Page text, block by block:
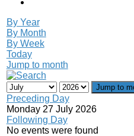
By Year
By Month
By Week
Today
Jump to month
Jump to
Preceding Day
Monday 27 July 2026
Following Day
No events were found